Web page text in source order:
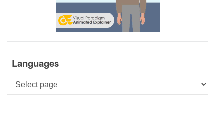
Languages
Languages